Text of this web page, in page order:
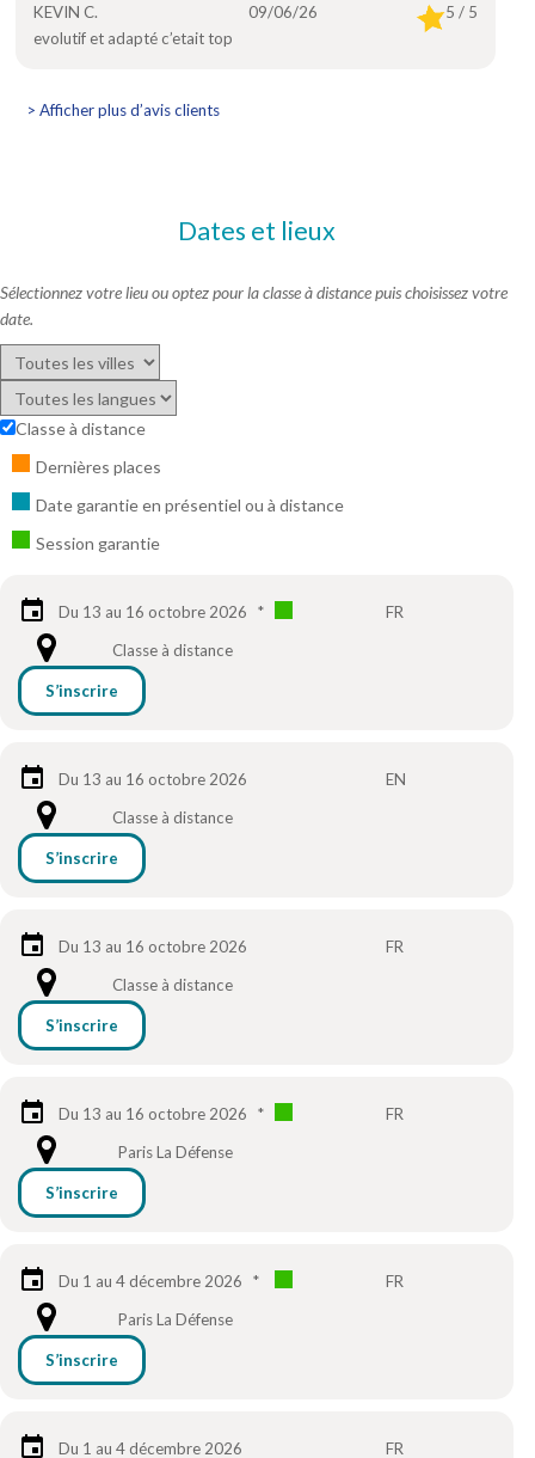
KEVIN C. 09/06/26
5 / 5
evolutif et adapté c’etait top
> Afficher plus d’avis clients
Dates et lieux
Sélectionnez votre lieu ou optez pour la classe à distance puis choisissez votre
date.
Classe à distance
Dernières places
Date garantie en présentiel ou à distance
Session garantie
Du 13 au 16 octobre 2026 *
FR
Classe à distance
S’inscrire
Du 13 au 16 octobre 2026
EN
Classe à distance
S’inscrire
Du 13 au 16 octobre 2026
FR
Classe à distance
S’inscrire
Du 13 au 16 octobre 2026 *
FR
Paris La Défense
S’inscrire
Du 1 au 4 décembre 2026 *
FR
Paris La Défense
S’inscrire
Du 1 au 4 décembre 2026 FR